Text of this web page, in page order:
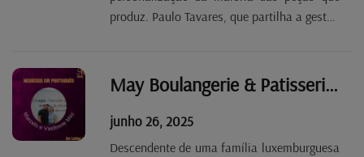
produz. Paulo Tavares, que partilha a gestão
casos, manual é o principal fator que os
distingue...
May Boulangerie & Patisserie - Marcelo Zarpelon Tp. 2 Ep. 82
junho 26, 2025
Descendente de uma família luxemburguesa